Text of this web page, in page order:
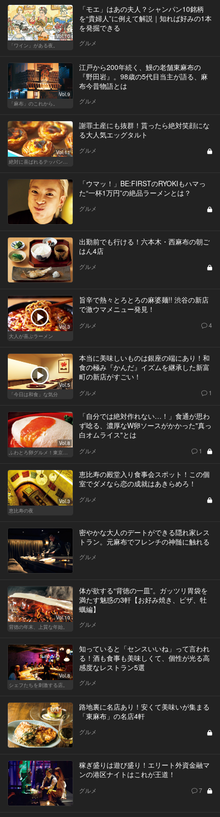
Vol.10
「ワイン」がある夜。
「モエ」はあの夫人？シャンパン10銘柄
を“貴婦人”に例えて解説｜知れば好みの1本
を発掘できる
グルメ
Vol.9
「麻布」のこれから。
江戸から200年続く、鰻の老舗東麻布の
『野田岩』。98歳の5代目当主が語る、麻
布今昔物語とは
グルメ
Vol.11
絶対に喜ばれるテッパン手土産
謝罪土産にも抜群！貰ったら絶対笑顔にな
る大人気エッグタルト
グルメ
「ウマッ！」BE:FIRSTのRYOKIもハマっ
た“一杯1万円”の絶品ラーメンとは？
グルメ
出勤前でも行ける！六本木・西麻布の朝ご
はん4店
グルメ
Vol.3
大人が喜ぶラーメン
旨辛で熱々とろとろの麻婆麺!! 渋谷の新店
で激ウマメニュー発見！
グルメ 4
Vol.5
「今日は和食」な気分
本当に美味しいものは銀座の端にあり！和
食の極み『かんだ』イズムを継承した新富
町の新店がすごい！
グルメ 1
Vol.8
「自分では絶対作れない…！」食通が思わ
ず唸る、濃厚なW卵ソースがかかった"真っ
白オムライス"とは
グルメ 1
Vol.3
恵比寿の夜
恵比寿の殿堂入り食事会スポット！この個
室でダメなら恋の成就はあきらめろ！
グルメ
密やかな大人のデートができる隠れ家レス
トラン。元麻布でフレンチの神髄に触れる
グルメ
Vol.10
背徳の年末、上質な年始。
体が欲する“背徳の一皿”。ガッツリ胃袋を
満たす魅惑の3軒【お好み焼き、ピザ、牡
蠣編】
グルメ
Vol.8
シェフたちを刺激する店。
知っていると「センスいいね」って言われ
る！酒も食事も美味しくて、個性が光る高
感度なレストラン5選
グルメ
路地裏に名店あり！安くて美味いが集まる
「東麻布」の名店4軒
グルメ
稼ぎ盛りは遊び盛り！エリート外資金融マ
ンの港区ナイトはこれが王道！
グルメ 7